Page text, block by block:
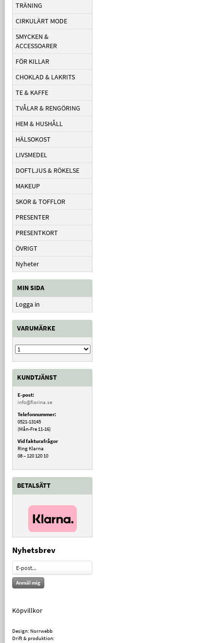
TRÄNING
CIRKULÄRT MODE
SMYCKEN &
ACCESSOARER
FÖR KILLAR
CHOKLAD & LAKRITS
TE & KAFFE
TVÅLAR & RENGÖRING
HEM & HUSHÅLL
HÄLSOKOST
LIVSMEDEL
DOFTLJUS & RÖKELSE
MAKEUP
SKOR & TOFFLOR
PRESENTER
PRESENTKORT
ÖVRIGT
Nyheter
MIN SIDA
Logga in
VARUMÄRKE
KUNDTJÄNST
E-post:
info@fiorina.se
Telefonnummer:
0521-13145
(Mån-Fre 11-16)
Vid fakturafrågor
Ring Klarna
08 – 120 120 10
BETALSÄTT
Nyhetsbrev
Anmäl mig
Köpvillkor
Design: Norrwebb
Drift & produktion: